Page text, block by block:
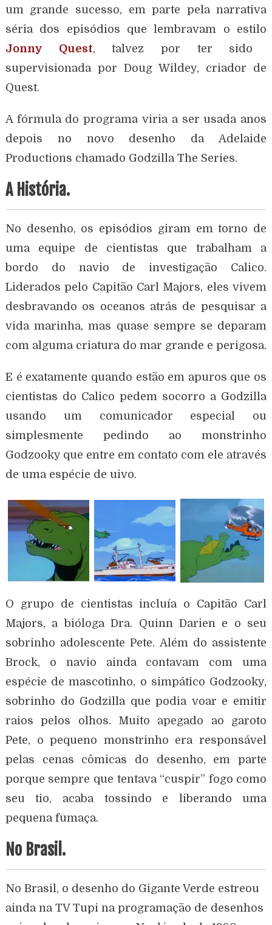
um grande sucesso, em parte pela narrativa
séria dos episódios que lembravam o estilo
Jonny Quest, talvez por ter sido
supervisionada por Doug Wildey, criador de
Quest.
A fórmula do programa viria a ser usada anos
depois no novo desenho da Adelaide
Productions chamado Godzilla The Series.
A História.
No desenho, os episódios giram em torno de
uma equipe de cientistas que trabalham a
bordo do navio de investigação Calico.
Liderados pelo Capitão Carl Majors, eles vivem
desbravando os oceanos atrás de pesquisar a
vida marinha, mas quase sempre se deparam
com alguma criatura do mar grande e perigosa.
E é exatamente quando estão em apuros que os
cientistas do Calico pedem socorro a Godzilla
usando um comunicador especial ou
simplesmente pedindo ao monstrinho
Godzooky que entre em contato com ele através
de uma espécie de uivo.
O grupo de cientistas incluía o Capitão Carl
Majors, a bióloga Dra. Quinn Darien e o seu
sobrinho adolescente Pete. Além do assistente
Brock, o navio ainda contavam com uma
espécie de mascotinho, o simpático Godzooky,
sobrinho do Godzilla que podia voar e emitir
raios pelos olhos. Muito apegado ao garoto
Pete, o pequeno monstrinho era responsável
pelas cenas cômicas do desenho, em parte
porque sempre que tentava “cuspir” fogo como
seu tio, acaba tossindo e liberando uma
pequena fumaça.
No Brasil.
No Brasil, o desenho do Gigante Verde estreou
ainda na TV Tupi na programação de desenhos